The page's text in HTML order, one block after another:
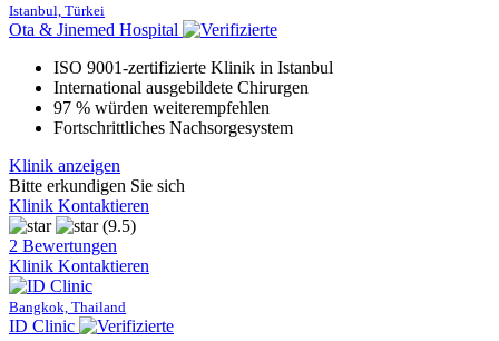
Istanbul, Türkei
Ota & Jinemed Hospital
ISO 9001-zertifizierte Klinik in Istanbul
International ausgebildete Chirurgen
97 % würden weiterempfehlen
Fortschrittliches Nachsorgesystem
Klinik anzeigen
Bitte erkundigen Sie sich
Klinik Kontaktieren
(9.5)
2 Bewertungen
Klinik Kontaktieren
Bangkok, Thailand
ID Clinic